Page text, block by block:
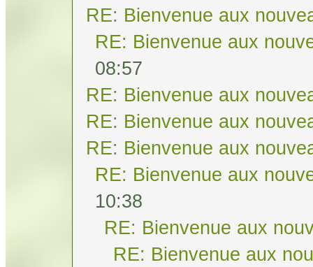
RE: Bienvenue aux
RE: Bienvenue aux
08:57
RE: Bienvenue aux
RE: Bienvenue aux
RE: Bienvenue aux
RE: Bienvenue aux
10:38
RE: Bienvenue aux
RE: Bienvenue aux